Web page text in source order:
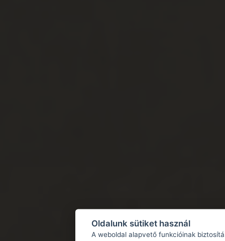
Oldalunk sütiket használ
A weboldal alapvető funkcióinak